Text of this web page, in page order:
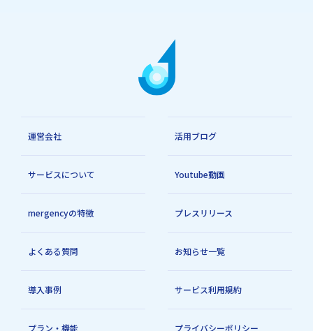
運営会社
サービスについて
mergencyの特徴
よくある質問
導入事例
プラン・機能
活用ブログ
Youtube動画
プレスリリース
お知らせ一覧
サービス利用規約
プライバシーポリシー